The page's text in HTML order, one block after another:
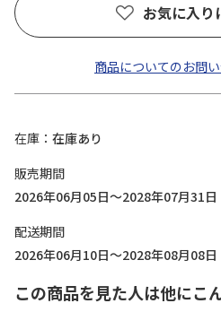
お気に入り
商品についてのお問
在庫
在庫あり
販売期間
2026年06月05日～2028年07月31日
配送期間
2026年06月10日～2028年08月08日
この商品を見た人は他にこ